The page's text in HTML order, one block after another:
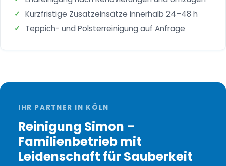
Kurzfristige Zusatzeinsätze innerhalb 24–48 h
Teppich- und Polsterreinigung auf Anfrage
IHR PARTNER IN KÖLN
Reinigung Simon –
Familienbetrieb mit
Leidenschaft für Sauberkeit